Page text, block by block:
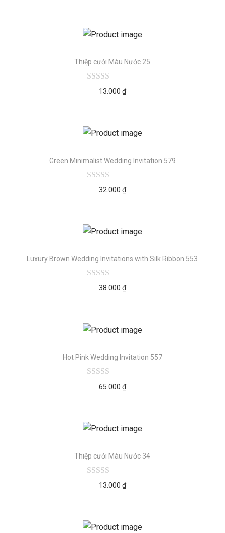
Thiệp cưới Màu Nước 25
13.000 ₫
Green Minimalist Wedding Invitation 579
32.000 ₫
Luxury Brown Wedding Invitations with Silk Ribbon 553
38.000 ₫
Hot Pink Wedding Invitation 557
65.000 ₫
Thiệp cưới Màu Nước 34
13.000 ₫